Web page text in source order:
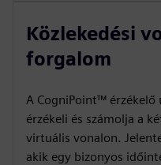
Közlekedési
forgalom
A CogniPoint™
érzékeli és számolja a
virtuális vonalon.
akik egy bizonyos